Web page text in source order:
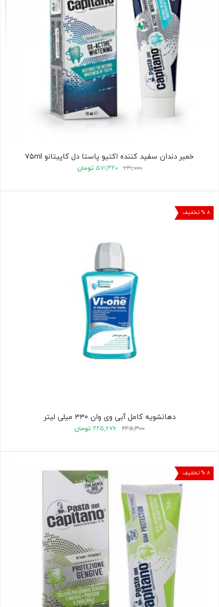
خمیر دندان سفید کننده اکتیو پاستا دل کاپیتانو ۷۵ml
۶۲۱,۰۰۰ ۵۷۱,۳۲۰ تومان
۸ % تخفیف
دهانشویه کامل آبی وی وان ۳۳۰ میلی لیتر
۲۴۵,۳۰۰ ۲۲۵,۶۷۶ تومان
۸ % تخفیف